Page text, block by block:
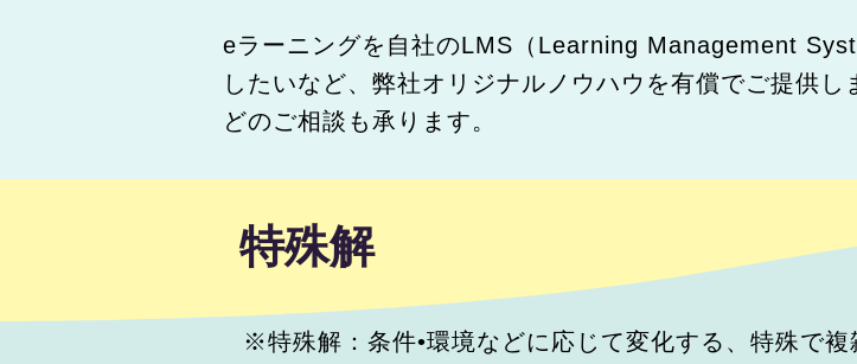
eラーニングを自社のLMS（Learning Management
したいなど、弊社オリジナルノウハウを有償でご提供
どのご相談も承ります。
特殊解
※特殊解：条件•環境などに応じて変化する、特殊で